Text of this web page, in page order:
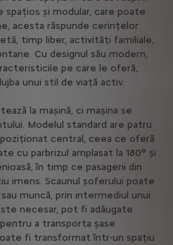
și modular, care poate
acesta răspunde cerințelor
timp liber, activități familiale,
Cu designul său modern,
pe care le oferă,
unui stil de viață activ.
la mașină, ci mașina se
Modelul standard are patru
central, ceea ce oferă
cu parbrizul amplasat la 180° și
în timp ce pasagerii din
imens. Scaunul șoferului poate
muncă, prin intermediul unui
necesar, pot fi adăugate
a transporta șase
fi transformat într-un spațiu